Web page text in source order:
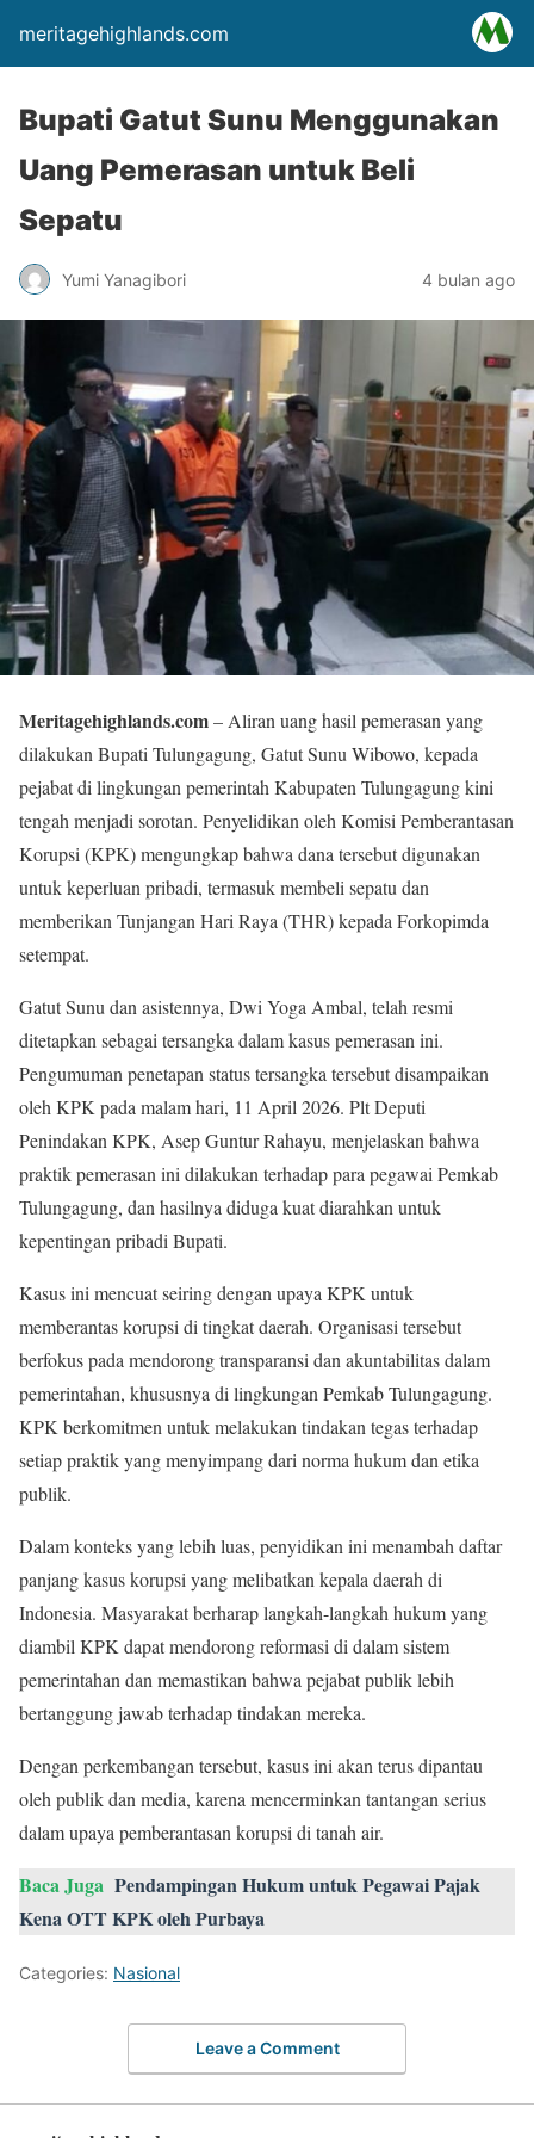
meritagehighlands.com
Bupati Gatut Sunu Menggunakan
Uang Pemerasan untuk Beli
Sepatu
Yumi Yanagibori 4 bulan ago
Meritagehighlands.com– Aliran uang hasil pemerasan yang
dilakukan Bupati Tulungagung, Gatut Sunu Wibowo, kepada
pejabat di lingkungan pemerintah Kabupaten Tulungagung kini
tengah menjadi sorotan. Penyelidikan oleh Komisi Pemberantasan
Korupsi (KPK) mengungkap bahwa dana tersebut digunakan
untuk keperluan pribadi, termasuk membeli sepatu dan
memberikan Tunjangan Hari Raya (THR) kepada Forkopimda
setempat.
Gatut Sunu dan asistennya, Dwi Yoga Ambal, telah resmi
ditetapkan sebagai tersangka dalam kasus pemerasan ini.
Pengumuman penetapan status tersangka tersebut disampaikan
oleh KPK pada malam hari, 11 April 2026. Plt Deputi
Penindakan KPK, Asep Guntur Rahayu, menjelaskan bahwa
praktik pemerasan ini dilakukan terhadap para pegawai Pemkab
Tulungagung, dan hasilnya diduga kuat diarahkan untuk
kepentingan pribadi Bupati.
Kasus ini mencuat seiring dengan upaya KPK untuk
memberantas korupsi di tingkat daerah. Organisasi tersebut
berfokus pada mendorong transparansi dan akuntabilitas dalam
pemerintahan, khususnya di lingkungan Pemkab Tulungagung.
KPK berkomitmen untuk melakukan tindakan tegas terhadap
setiap praktik yang menyimpang dari norma hukum dan etika
publik.
Dalam konteks yang lebih luas, penyidikan ini menambah daftar
panjang kasus korupsi yang melibatkan kepala daerah di
Indonesia. Masyarakat berharap langkah-langkah hukum yang
diambil KPK dapat mendorong reformasi di dalam sistem
pemerintahan dan memastikan bahwa pejabat publik lebih
bertanggung jawab terhadap tindakan mereka.
Dengan perkembangan tersebut, kasus ini akan terus dipantau
oleh publik dan media, karena mencerminkan tantangan serius
dalam upaya pemberantasan korupsi di tanah air.
Baca Juga Pendampingan Hukum untuk Pegawai Pajak
Kena OTT KPK oleh Purbaya
Categories: Nasional
Leave a Comment